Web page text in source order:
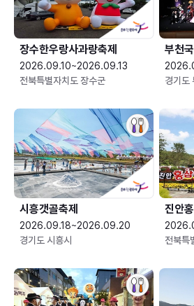
장수한우랑사과랑축제
2026.09.10~2026.09.13
전북특별자치도 장수군
부천
경기도
시흥갯골축제
2026.09.18~2026.09.20
경기도 시흥시
진안
전북특